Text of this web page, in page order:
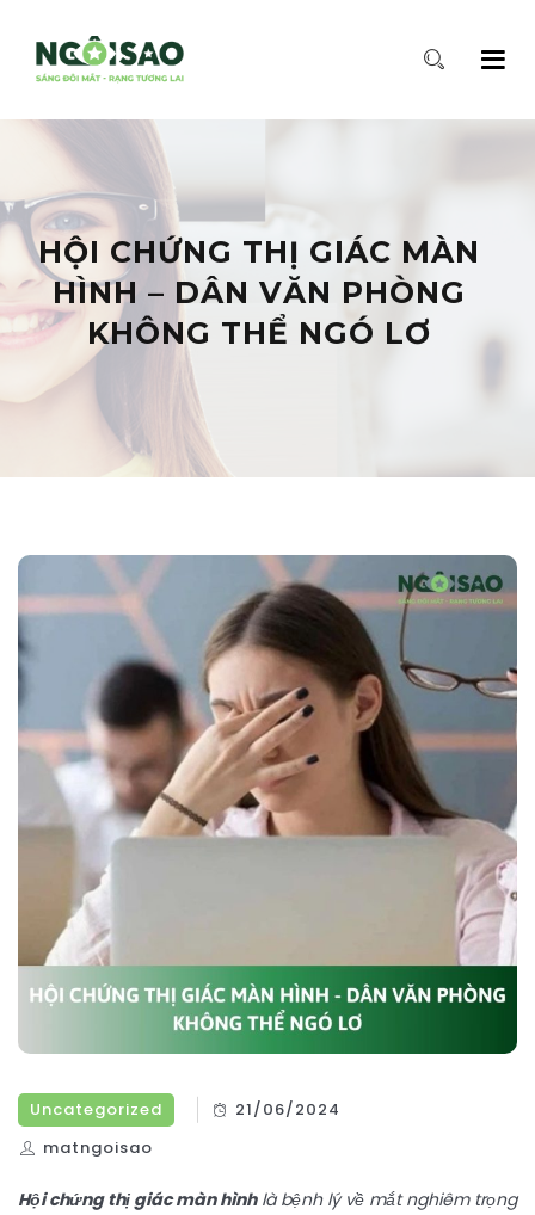
HỘI CHỨNG THỊ GIÁC MÀN
HÌNH – DÂN VĂN PHÒNG
KHÔNG THỂ NGÓ LƠ
Uncategorized
21/06/2024
matngoisao
Hội chứng thị giác màn hìnhlà bệnh lý về mắt nghiêm trọng